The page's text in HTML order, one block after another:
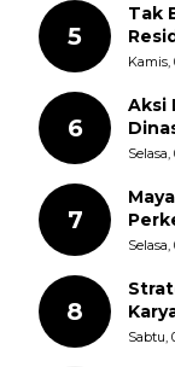
5
Tak
Kamis,
6
Aksi
dan
7
8
Sabtu,